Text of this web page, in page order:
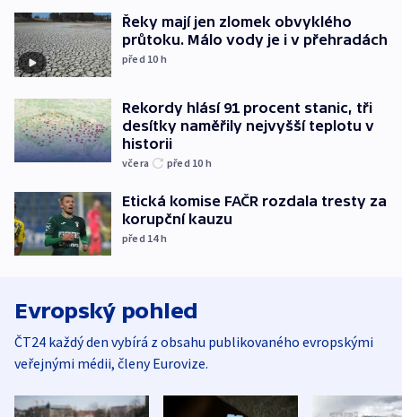
Řeky mají jen zlomek obvyklého
průtoku. Málo vody je i v přehradách
před 10 h
Rekordy hlásí 91 procent stanic, tři
desítky naměřily nejvyšší teplotu v
historii
včera před 10 h
Etická komise FAČR rozdala tresty za
korupční kauzu
před 14h
Evropský pohled
ČT24 každý den vybírá z obsahu publikovaného evropskými
veřejnými médii, členy Eurovize.